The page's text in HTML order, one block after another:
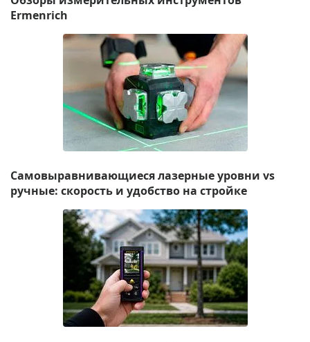
Ermenrich
Самовыравнивающиеся лазерные уровни vs
ручные: скорость и удобство на стройке